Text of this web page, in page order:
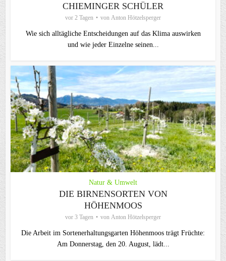
CHIEMINGER SCHÜLER
vor 2 Tagen von Anton Hötzelsperger
Wie sich alltägliche Entscheidungen auf das Klima auswirken
und wie jeder Einzelne seinen...
Natur & Umwelt
DIE BIRNENSORTEN VON
HÖHENMOOS
vor 3 Tagen von Anton Hötzelsperger
Die Arbeit im Sortenerhaltungsgarten Höhenmoos trägt Früchte:
Am Donnerstag, den 20. August, lädt...